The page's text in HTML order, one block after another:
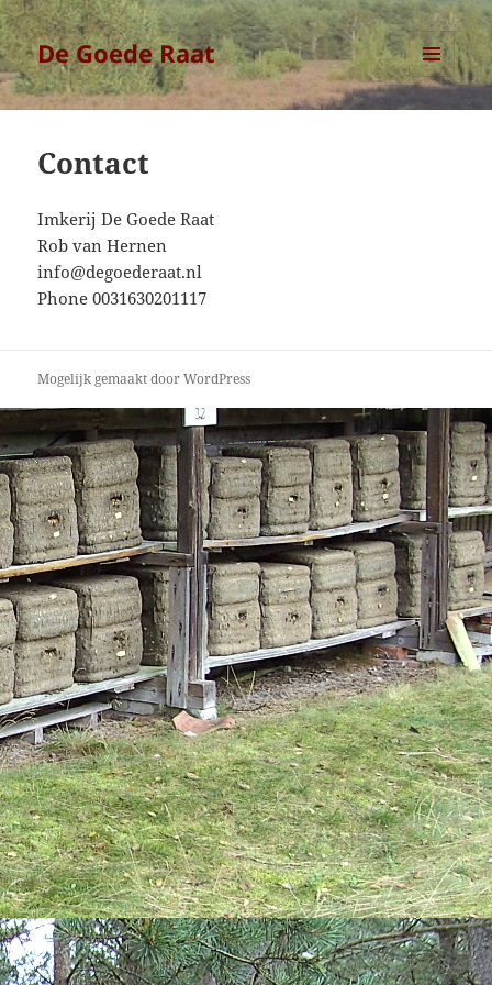
De Goede Raat
MENU
Contact
Imkerij De Goede Raat
Rob van Hernen
info@degoederaat.nl
Phone 0031630201117
Mogelijk gemaakt door WordPress